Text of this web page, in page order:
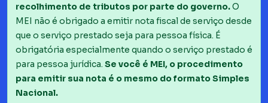
recolhimento de tributos por parte do governo.O
MEI não é obrigado a emitir nota fiscal de serviço desde
que o serviço prestado seja para pessoa física. É
obrigatória especialmente quando o serviço prestado é
para pessoa jurídica. Se você é MEI, o procedimento
para emitir sua nota é o mesmo do formato Simples
Nacional.